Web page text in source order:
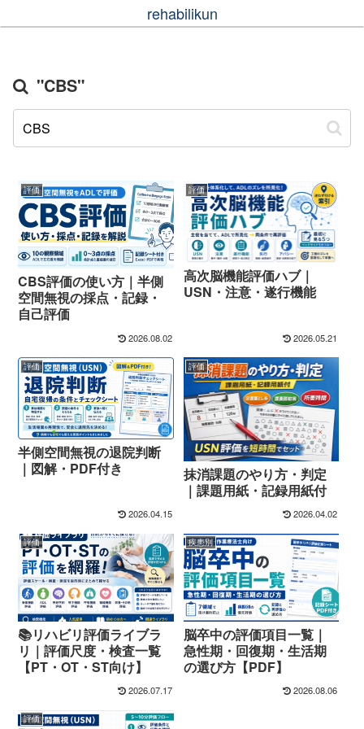
rehabilikun
"CBS"
評価
CBS評価の使い方｜半側
空間無視の採点・記録・
自己評価
2026.08.02
評価
高次脳機能評価ハブ｜
USN・注意・遂行機能
2026.05.21
評価
半側空間無視の退院判断
｜図解・PDF付き
2026.04.15
評価
抹消課題のやり方・判定
｜課題用紙・記録用紙付
2026.04.02
評価
📚リハビリ評価ライブラ
リ｜評価尺度・検査一覧
【PT・OT・ST向け】
2026.07.17
疾患別
脳卒中の評価項目一覧｜
急性期・回復期・生活期
の選び方【PDF】
2026.08.06
評価